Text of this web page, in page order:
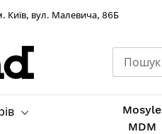
Київ, вул. Малевича, 86Б
Mosyle
MDM